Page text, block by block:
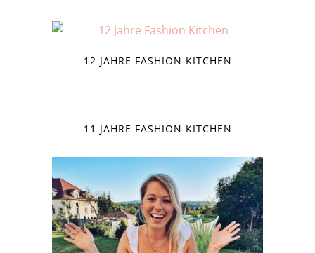
12 JAHRE FASHION KITCHEN
11 JAHRE FASHION KITCHEN